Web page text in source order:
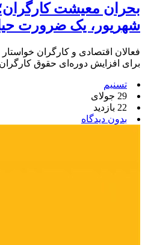
بحران معیشت
شهریور، یک ضرورت
فعالان اقتصادی و کارگران
برای افزایش دوره‌ای حقوق
تسنیم
29 جولای
22 بازدید
بدون دیدگاه